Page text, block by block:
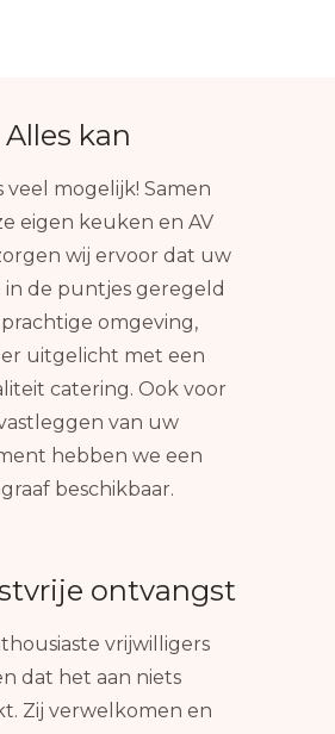
Alles kan
veel mogelijk! Samen
eigen keuken en AV
wij ervoor dat uw
de puntjes geregeld
prachtige omgeving,
uitgelicht met een
catering. Ook voor
van uw
hebben we een
beschikbaar.
ontvangst
vrijwilligers
dat het aan niets
Zij verwelkomen en